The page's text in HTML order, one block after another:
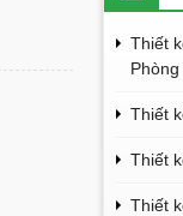
Thiết
Phòng
Thiết
Thiết
Thiết